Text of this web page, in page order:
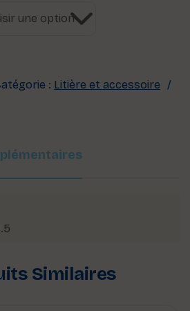
: Litière et accessoire
Similaires